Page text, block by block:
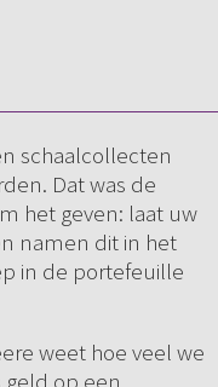
schaalcollecten
Dat was de
het geven: laat uw
namen dit in het
in de portefeuille
weet hoe veel we